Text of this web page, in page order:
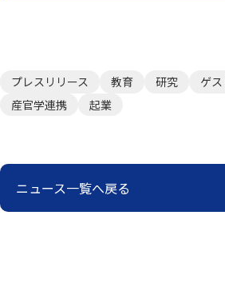
プレスリリース 教育 研究
ゲ
産官学連携
起業
ニュース一覧へ戻る